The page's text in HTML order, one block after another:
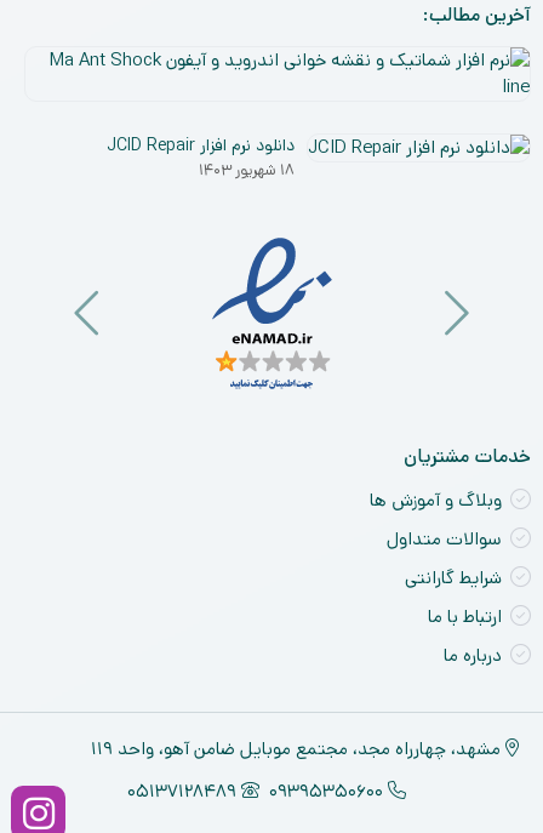
آخرین مطالب:
دانلود نرم افزار JCID Repair
۱۸ شهریور ۱۴۰۳
خدمات مشتریان
وبلاگ و آموزش ها
سوالات متداول
شرایط گارانتی
ارتباط با ما
درباره ما
مشهد، چهارراه مجد، مجتمع موبایل ضامن آهو، واحد ۱۱۹
09395350600
05137128489